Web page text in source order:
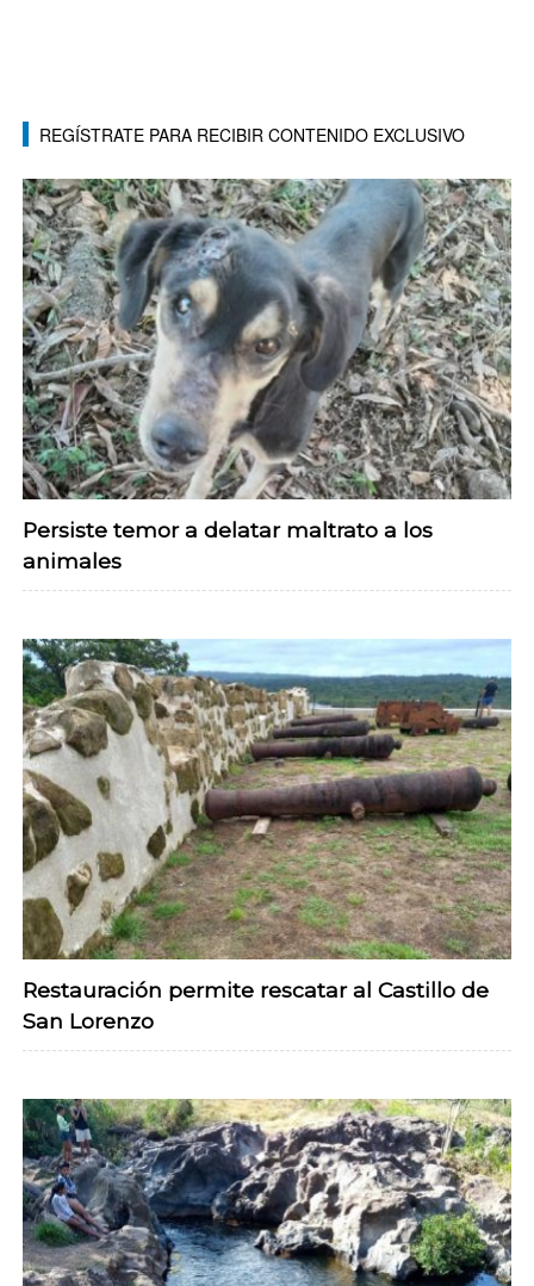
REGÍSTRATE PARA RECIBIR CONTENIDO EXCLUSIVO
Persiste temor a delatar maltrato a los
animales
Restauración permite rescatar al Castillo de
San Lorenzo